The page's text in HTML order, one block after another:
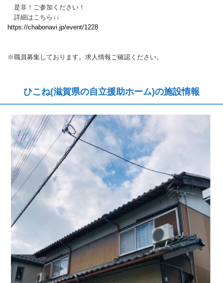
是非！ご参加ください！
詳細はこちら↓↓
https://chabonavi.jp/event/1228
※職員募集しております。求人情報ご確認ください。
ひこね(滋賀県の自立援助ホーム)の施設情報